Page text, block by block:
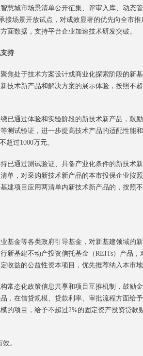
城市场景清单公开征集、评审入库、动态
接场景开放试点，对成效显著的优先向全市
面数据，支持平台企业加速技术研发突破。
持
处于技术方案设计或商业化探索阶段的新
技术新产品和解决方案的展示体验，按照不
通过体验和实验阶段的新技术新产品，鼓
测试验证，进一步提高技术产品的适配性能
超过1000万元。
通过测试验证、具备产业化条件的新技术
单，对采购新技术新产品的本市投保企业按
建项目应用两清单内新技术新产品的，按照
金等各类政府引导基金，对新基建领域的
新基建不动产投资信托基金（REITs）产品
收益的公益性资本项目，优先推荐纳入本市地
态化政策信息共享和项目互推机制，鼓励
，在信贷规模、贷款利率、审批流程方面给
的项目，给予不超过2%的固定资产投资贷款
。